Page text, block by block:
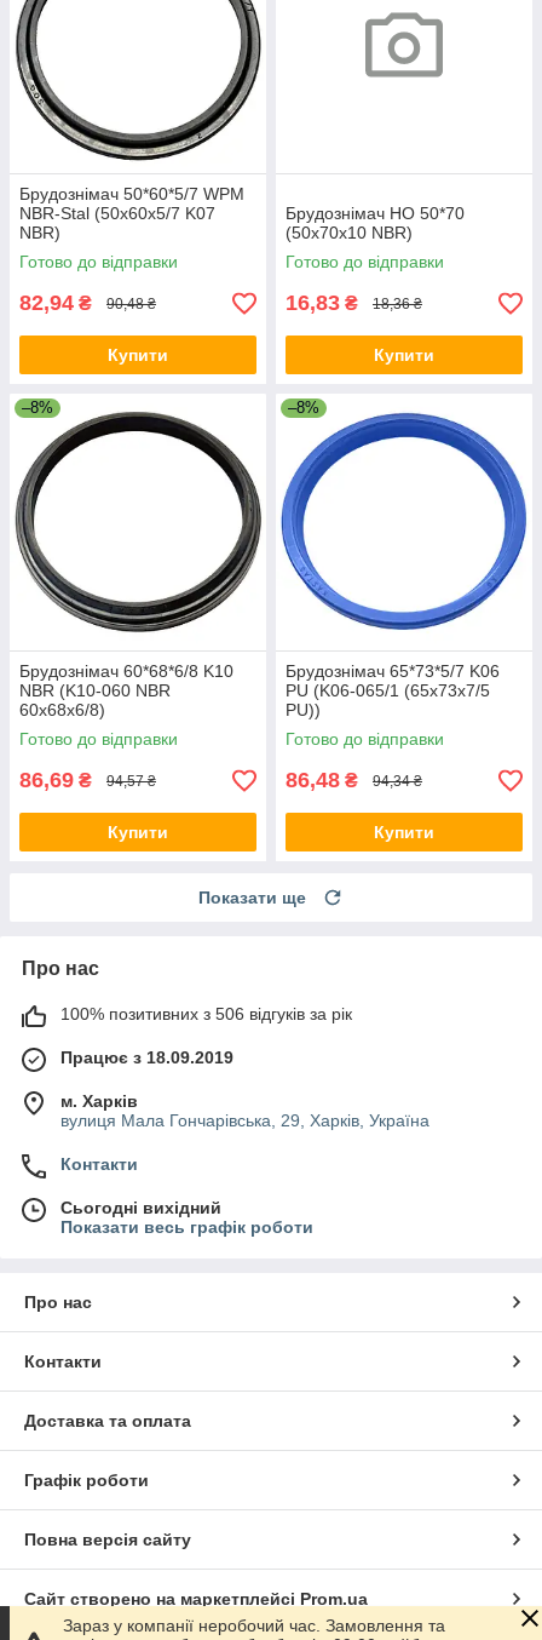
Брудознімач 50*60*5/7 WPM
NBR-Stal (50х60х5/7 K07
NBR)
Готово до відправки
82,94 ₴ 90,48 ₴
Купити
Брудознімач НО 50*70
(50х70х10 NBR)
Готово до відправки
16,83 ₴ 18,36 ₴
Купити
–8%
Брудознімач 60*68*6/8 K10
NBR (K10-060 NBR
60х68х6/8)
Готово до відправки
86,69 ₴ 94,57 ₴
Купити
–8%
Брудознімач 65*73*5/7 K06
PU (K06-065/1 (65х73х7/5
PU))
Готово до відправки
86,48 ₴ 94,34 ₴
Купити
Показати ще
Про нас
100% позитивних з 506 відгуків за рік
Працює з 18.09.2019
м. Харків
вулиця Мала Гончарівська, 29, Харків, Україна
Контакти
Сьогодні вихідний
Показати весь графік роботи
Про нас
Контакти
Доставка та оплата
Графік роботи
Повна версія сайту
Сайт створено на маркетплейсі Prom.ua
Зараз у компанії неробочий час. Замовлення та